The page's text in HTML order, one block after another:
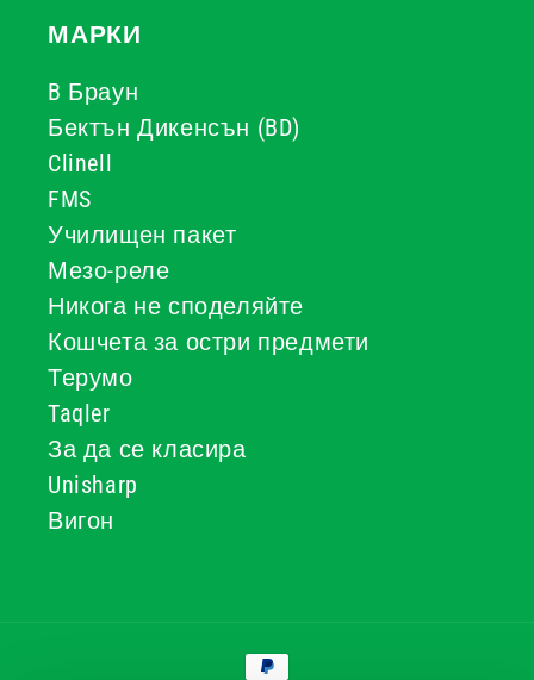
МАРКИ
B Браун
Бектън Дикенсън (BD)
Clinell
FMS
Училищен пакет
Мезо-реле
Никога не споделяйте
Кошчета за остри предмети
Терумо
Taqler
За да се класира
Unisharp
Вигон
Начини